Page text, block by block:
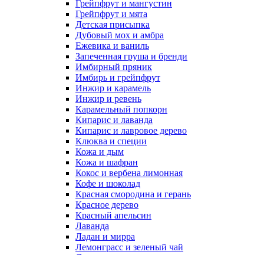
Грейпфрут и мангустин
Грейпфрут и мята
Детская присыпка
Дубовый мох и амбра
Ежевика и ваниль
Запеченная груша и бренди
Имбирный пряник
Имбирь и грейпфрут
Инжир и карамель
Инжир и ревень
Карамельный попкорн
Кипарис и лаванда
Кипарис и лавровое дерево
Клюква и специи
Кожа и дым
Кожа и шафран
Кокос и вербена лимонная
Кофе и шоколад
Красная смородина и герань
Красное дерево
Красный апельсин
Лаванда
Ладан и мирра
Лемонграсс и зеленый чай